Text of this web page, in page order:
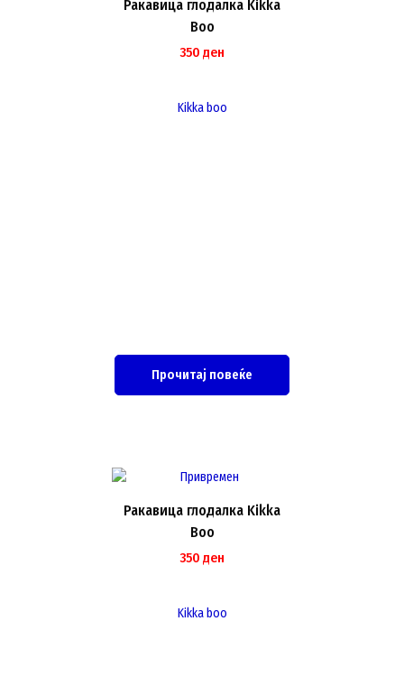
Ракавица глодалка Kikka
Boo
350 ден
Kikka boo
Прочитај повеќе
Ракавица глодалка Kikka
Boo
350 ден
Kikka boo